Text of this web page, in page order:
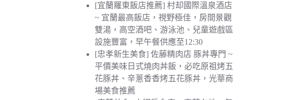
[宜蘭羅東飯店推薦] 村却國際溫泉酒店
~ 宜蘭最高飯店，視野極佳，房間景觀
雙湯，高空酒吧、游泳池、兒童遊戲區
設施豐富，早午餐供應至12:30
[忠孝新生美食] 佐藤精肉店 豚丼專門 ~
平價美味日式燒肉丼飯，必吃原祖烤五
花豚丼、辛蔥香香烤五花豚丼，光華商
場美食推薦